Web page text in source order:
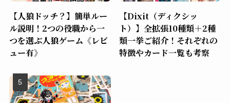
【人狼ドッチ？】簡単ルー
ル説明！2つの役職から一
つを選ぶ人狼ゲーム《レビ
ュー有》
【Dixit（ディクシッ
ト）】全拡張10種類＋2種
類一挙ご紹介！それぞれの
特徴やカード一覧も考察